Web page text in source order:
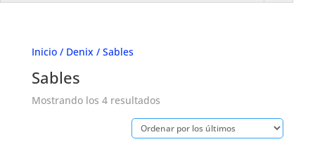
Inicio/ Denix / Sables
Sables
Mostrando los 4 resultadosOrdenado
por
los